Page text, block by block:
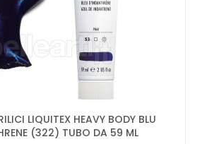
LIQUITEX HEAVY BODY BLU
(322) TUBO DA 59 ML